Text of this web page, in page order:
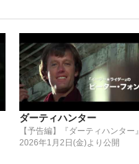
ダーティハンター
【予告編】『ダーティハンター』
2026年1月2日(金)より公開